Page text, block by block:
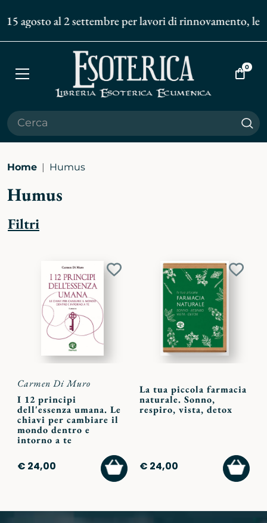
agosto al 2 settembre per lavori di rinnovamento,
Apri
Vai
0
Home Humus
Humus
Filtri
Aggiungi
Carmen Di Muro
I 12 principi
dell'essenza umana. Le
chiavi per cambiare il
mondo dentro e
intorno a te
€ 24,00
AGGIUNGI
AL
CARRELLO
La tua piccola farmacia
naturale. Sonno,
respiro, vista, detox
€ 24,00
AL